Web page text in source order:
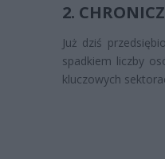
2.
Już dziś
spadkiem liczby
kluczowych